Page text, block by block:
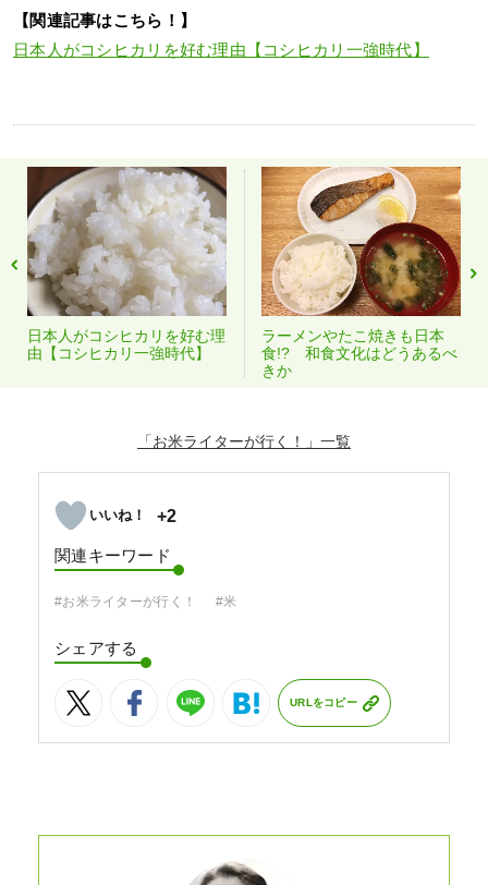
【関連記事はこちら！】
日本人がコシヒカリを好む理由【コシヒカリ一強時代】
日本人がコシヒカリを好む理
由【コシヒカリ一強時代】
ラーメンやたこ焼きも日本
食!? 和食文化はどうあるべ
きか
「お米ライターが行く！」
+2
関連キーワード
#お米ライターが行く！ #米
シェアする
URLをコピー